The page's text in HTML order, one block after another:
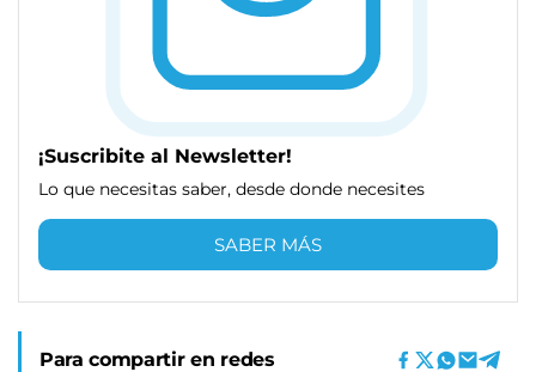
¡Suscribite al Newsletter!
Lo que necesitas saber, desde donde necesites
SABER MÁS
Para compartir en redes